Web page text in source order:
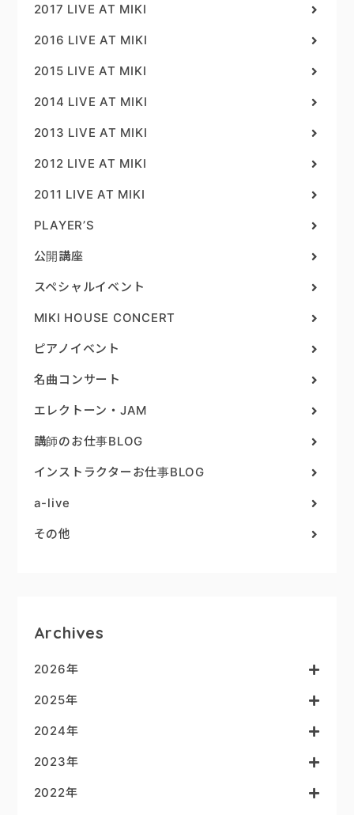
2017 LIVE AT MIKI
2016 LIVE AT MIKI
2015 LIVE AT MIKI
2014 LIVE AT MIKI
2013 LIVE AT MIKI
2012 LIVE AT MIKI
2011 LIVE AT MIKI
PLAYER’S
公開講座
スペシャルイベント
MIKI HOUSE CONCERT
ピアノイベント
名曲コンサート
エレクトーン・JAM
講師のお仕事BLOG
インストラクターお仕事BLOG
a-live
その他
Archives
2026年
2025年
2024年
2023年
2022年